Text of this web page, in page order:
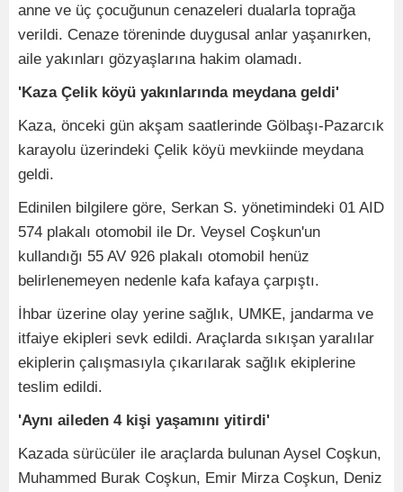
anne ve üç çocuğunun cenazeleri dualarla toprağa
verildi. Cenaze töreninde duygusal anlar yaşanırken,
aile yakınları gözyaşlarına hakim olamadı.
'Kaza Çelik köyü yakınlarında meydana geldi'
Kaza, önceki gün akşam saatlerinde Gölbaşı-Pazarcık
karayolu üzerindeki Çelik köyü mevkiinde meydana
geldi.
Edinilen bilgilere göre, Serkan S. yönetimindeki 01 AID
574 plakalı otomobil ile Dr. Veysel Coşkun'un
kullandığı 55 AV 926 plakalı otomobil henüz
belirlenemeyen nedenle kafa kafaya çarpıştı.
İhbar üzerine olay yerine sağlık, UMKE, jandarma ve
itfaiye ekipleri sevk edildi. Araçlarda sıkışan yaralılar
ekiplerin çalışmasıyla çıkarılarak sağlık ekiplerine
teslim edildi.
'Aynı aileden 4 kişi yaşamını yitirdi'
Kazada sürücüler ile araçlarda bulunan Aysel Coşkun,
Muhammed Burak Coşkun, Emir Mirza Coşkun, Deniz